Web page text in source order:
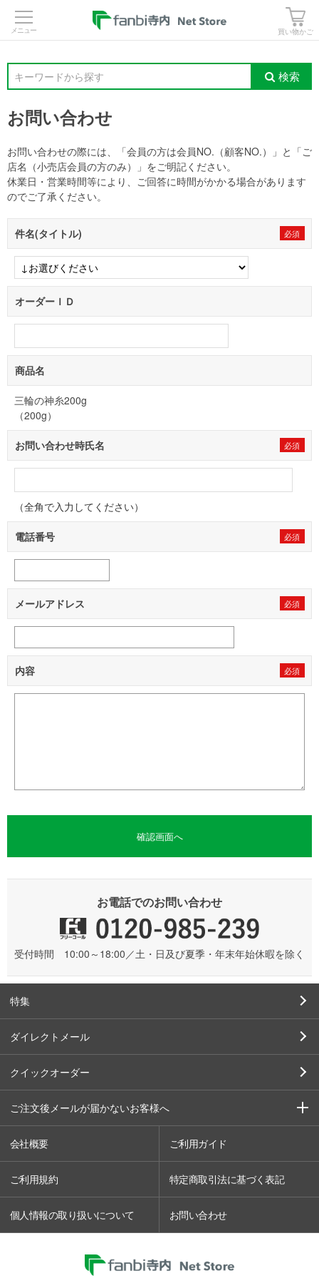
買い物かご
キーワードから探す 検索
お問い合わせ
お問い合わせの際には、「会員の方は会員NO.（顧客NO.）」と「ご
店名（小売店会員の方のみ）」をご明記ください。
休業日・営業時間等により、ご回答に時間がかかる場合があります
のでご了承ください。
件名(タイトル)
オーダーＩＤ
商品名
三輪の神糸200g
（200g）
お問い合わせ時氏名
（全角で入力してください）
電話番号
メールアドレス
内容
お電話でのお問い合わせ
受付時間 10:00～18:00／土・日及び夏季・年末年始休暇を除く
特集
ダイレクトメール
クイックオーダー
ご注文後メールが届かないお客様へ
会社概要 ご利用ガイド
ご利用規約 特定商取引法に基づく表記
個人情報の取り扱いについて お問い合わせ